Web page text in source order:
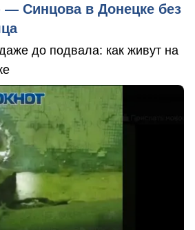
— Синцова в Донецке без
до подвала: как живут на